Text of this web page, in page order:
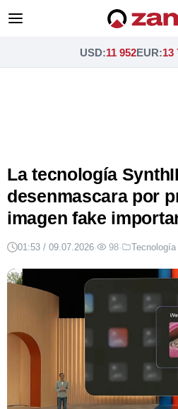
USD:11 952EUR:13
La tecnología
desenmascara por
imagen fake
01:53 / 09.07.2026· 98· Tecnología